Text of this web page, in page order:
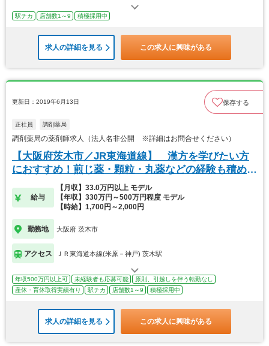
駅チカ 店舗数1～9 積極採用中
求人の詳細を見る この求人に興味がある
更新日：2019年6月13日 保存する
正社員 調剤薬局
調剤薬局の薬剤師求人（法人名非公開 ※詳細はお問合せください）
【大阪府茨木市／JR東海道線】 漢方を学びたい方
におすすめ！煎じ薬・顆粒・丸薬などの経験も積める
給与
【月収】33.0万円以上 モデル
【年収】330万円～500万円程度 モデル
【時給】1,700円～2,000円
勤務地 大阪府 茨木市
アクセス ＪＲ東海道本線(米原－神戸) 茨木駅
年収500万円以上可 未経験者も応募可能
原則、引越しを伴う転勤なし
産休・育休取得実績有り
駅チカ 店舗数1～9 積極採用中
求人の詳細を見る この求人に興味がある